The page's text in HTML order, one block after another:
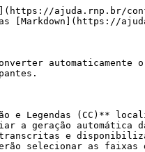
ajuda.rnp.br/
e Legendas (CC)**
a geração automática
e
selecionar as faixas